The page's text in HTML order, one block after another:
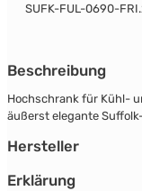
SUFK-FUL-0690-
Beschreibung
Hochschrank für Kühl-
äußerst elegante
Hersteller
Erklärung